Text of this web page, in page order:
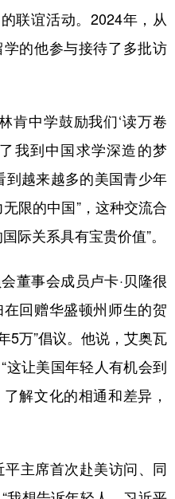
联谊活动。2024年，从
的他参与接待了多批访
中学鼓励我们‘读万卷
我到中国求学深造的梦
到越来越多的美国青少年
限的中国”，这种交流合
际关系具有宝贵价值”。
事会成员卢卡·贝隆很
回赠华盛顿州师生的贺
5万”倡议。他说，艾奥瓦
让美国年轻人有机会到
解文化的相通和差异，
主席首次赴美访问、同